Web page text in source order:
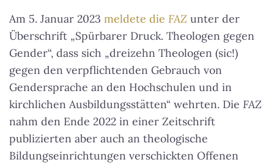
Am 5. Januar 2023 meldete die FAZ unter der
Überschrift „Spürbarer Druck. Theologen gegen
Gender“, dass sich „dreizehn Theologen (sic!)
gegen den verpflichtenden Gebrauch von
Gendersprache an den Hochschulen und in
kirchlichen Ausbildungsstätten“ wehrten. Die FAZ
nahm den Ende 2022 in einer Zeitschrift
publizierten aber auch an theologische
Bildungseinrichtungen verschickten Offenen